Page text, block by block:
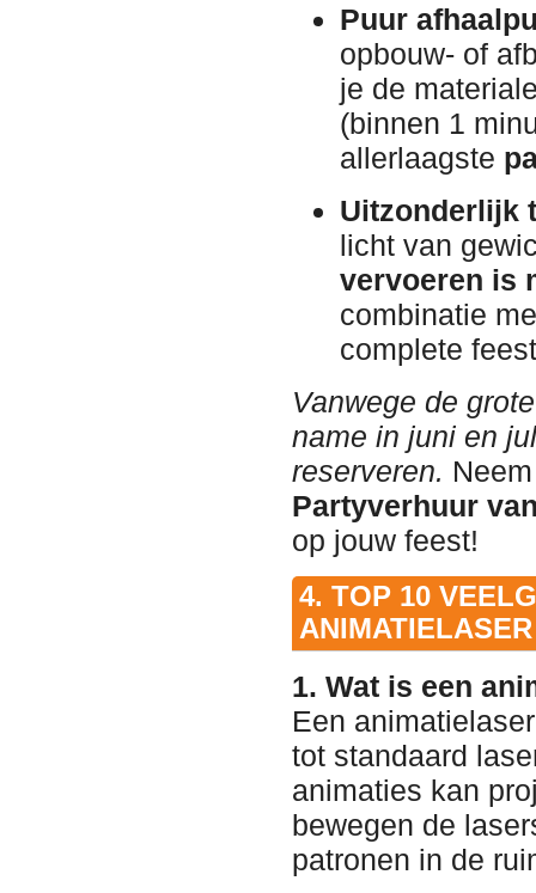
Puur
opbouw- of
je de
(binnen 1
allerlaagste
Uitzonderlijk
licht van
vervoeren is
combinatie
complete
Vanwege de
name in juni en
reserveren.
Partyverhuur
op jouw feest!
4. TOP 10
1. Wat is een
Een
tot standaard
animaties kan
bewegen de
patronen in de